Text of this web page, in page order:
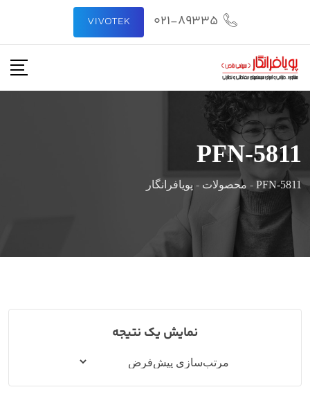
محتوا
021-89335
VIVOTEK
PFN-5811
PFN-5811
- محصولات -پویافرانگار
نمایش یک نتیجه